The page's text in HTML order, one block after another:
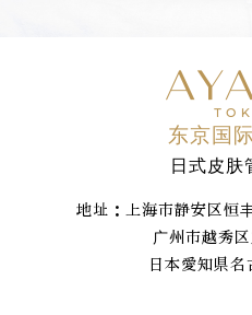
东京国
日式皮肤
地址：上海市静安区恒
广州市越秀区东
日本愛知県名古